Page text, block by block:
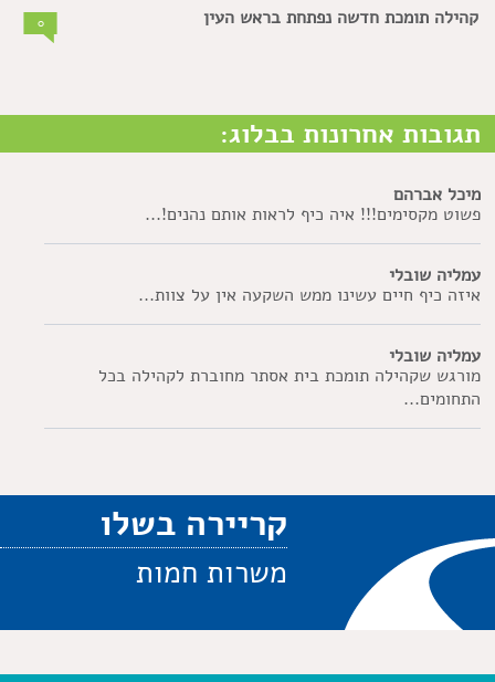
קהילה תומכת חדשה נפתחת בראש העין
תגובות אחרונות בבלוג:
מיכל אברהם
פשוט מקסימים!!! איה כיף לראות אותם נהנים!...
עמליה שובלי
איזה כיף חיים עשינו ממש השקעה אין על צוות...
עמליה שובלי
מורגש שקהילה תומכת בית אסתר מחוברת לקהילה בכל
התחומים...
קריירה בשלו
משרות חמות